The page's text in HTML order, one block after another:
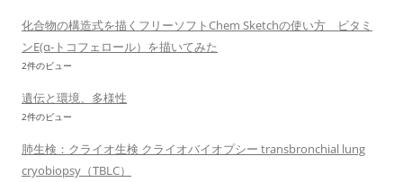
化合物の構造式を描くフリーソフトChem Sketchの使い方 ビタミ
ンE(α-トコフェロール）を描いてみた
2件のビュー
遺伝と環境、多様性
2件のビュー
肺生検：クライオ生検 クライオバイオプシー transbronchial lung
cryobiopsy（TBLC）